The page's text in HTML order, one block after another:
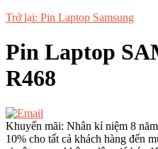
Trở lại: Pin Laptop Samsung
Pin Laptop
R468
Khuyến mãi: Nhân kỉ niệm 8
10% cho tất cả khách hàng đến